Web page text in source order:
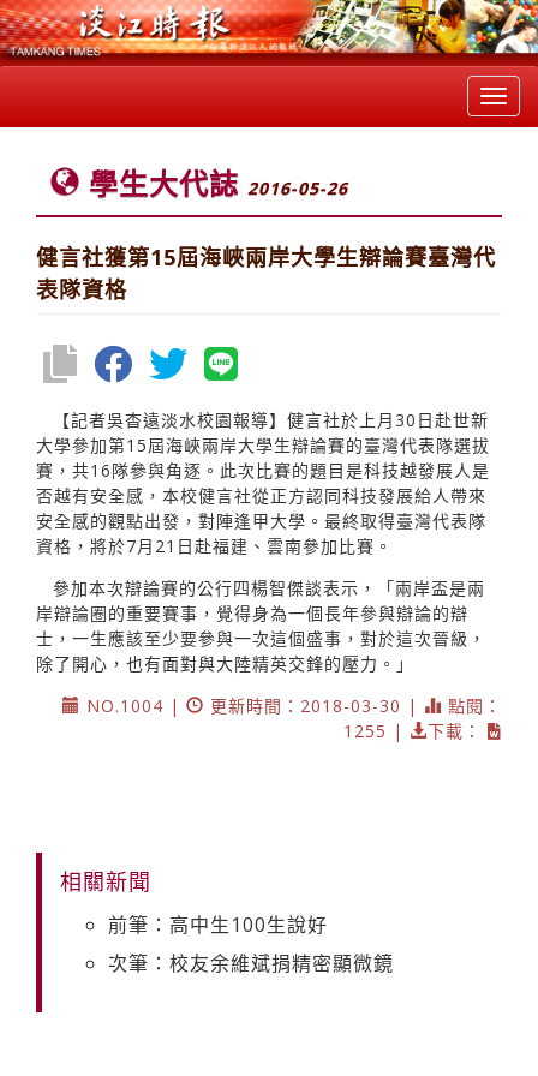
學生大代誌 2016-05-26
健言社獲第15屆海峽兩岸大學生辯論賽臺灣代
表隊資格
【記者吳杳遠淡水校園報導】健言社於上月30日赴世新
大學參加第15屆海峽兩岸大學生辯論賽的臺灣代表隊選拔
賽，共16隊參與角逐。此次比賽的題目是科技越發展人是
否越有安全感，本校健言社從正方認同科技發展給人帶來
安全感的觀點出發，對陣逢甲大學。最終取得臺灣代表隊
資格，將於7月21日赴福建、雲南參加比賽。
參加本次辯論賽的公行四楊智傑談表示，「兩岸盃是兩
岸辯論圈的重要賽事，覺得身為一個長年參與辯論的辯
士，一生應該至少要參與一次這個盛事，對於這次晉級，
除了開心，也有面對與大陸精英交鋒的壓力。」
NO.1004 |
更新時間：2018-03-30 |
點閱：
1255 |
下載：
相關新聞
前筆：高中生100生說好
次筆：校友余維斌捐精密顯微鏡